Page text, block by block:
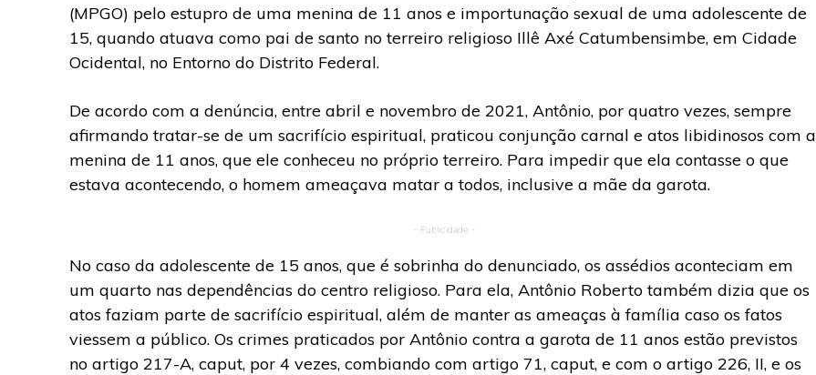
(MPGO) pelo estupro de uma menina de 11 anos e importunação sexual de uma adolescente de
15, quando atuava como pai de santo no terreiro religioso Illê Axé Catumbensimbe, em Cidade
Ocidental, no Entorno do Distrito Federal.
De acordo com a denúncia, entre abril e novembro de 2021, Antônio, por quatro vezes, sempre
afirmando tratar-se de um sacrifício espiritual, praticou conjunção carnal e atos libidinosos com a
menina de 11 anos, que ele conheceu no próprio terreiro. Para impedir que ela contasse o que
estava acontecendo, o homem ameaçava matar a todos, inclusive a mãe da garota.
- Publicidade -
No caso da adolescente de 15 anos, que é sobrinha do denunciado, os assédios aconteciam em
um quarto nas dependências do centro religioso. Para ela, Antônio Roberto também dizia que os
atos faziam parte de sacrifício espiritual, além de manter as ameaças à família caso os fatos
viessem a público. Os crimes praticados por Antônio contra a garota de 11 anos estão previstos
no artigo 217-A, caput, por 4 vezes, combiando com artigo 71, caput, e com o artigo 226, II, e os